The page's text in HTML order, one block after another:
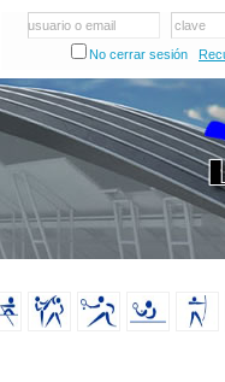
usuario o email
clave
No cerrar sesión